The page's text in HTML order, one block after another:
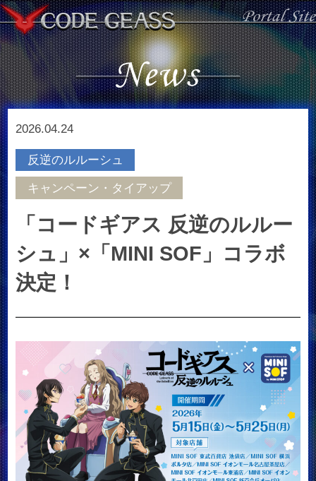
2026.04.24
反逆のルルーシュ
キャンペーン・タイアップ
「コードギアス 反逆のルルー
シュ」×「MINI SOF」コラボ
決定！